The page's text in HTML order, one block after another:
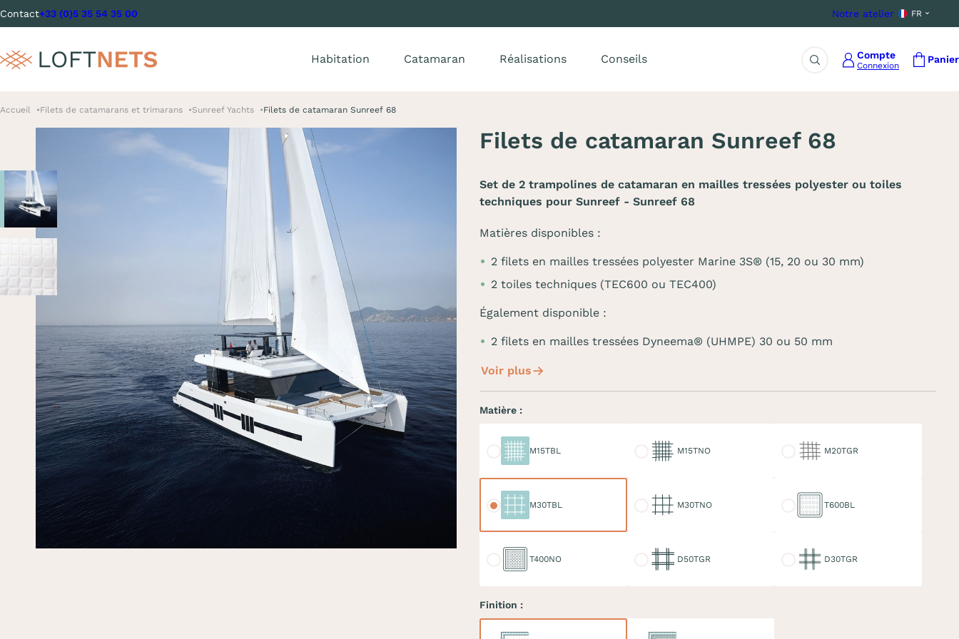
Contact+33 (0)5 35 54 35 00 Notre atelier FR
Habitation Catamaran Réalisations Conseils
Rechercher
Compte
Connexion
Panier
Accueil Filets de catamarans et trimarans Sunreef Yachts Filets de catamaran Sunreef 68
Filets de catamaran Sunreef 68
Set de 2 trampolines de catamaran en mailles tressées polyester ou toiles
techniques pour Sunreef - Sunreef 68
Matières disponibles :
2 filets en mailles tressées polyester Marine 3S® (15, 20 ou 30 mm)
2 toiles techniques (TEC600 ou TEC400)
Également disponible :
2 filets en mailles tressées Dyneema® (UHMPE) 30 ou 50 mm
Voir plus
Matière :
M15TBL M15TNO M20TGR
M30TBL M30TNO T600BL
T400NO D50TGR D30TGR
Finition :